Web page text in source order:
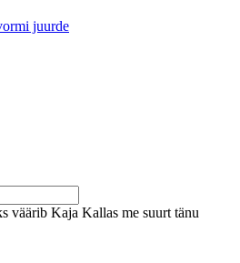
juurde
väärib Kaja Kallas me suurt tänu